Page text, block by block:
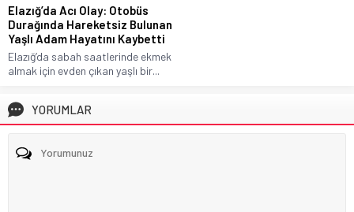
Elazığ’da Acı Olay: Otobüs
Durağında Hareketsiz Bulunan
Yaşlı Adam Hayatını Kaybetti
Elazığ’da sabah saatlerinde ekmek
almak için evden çıkan yaşlı bir...
YORUMLAR